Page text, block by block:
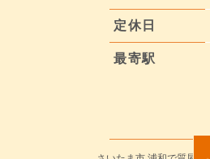
定休日
最寄駅